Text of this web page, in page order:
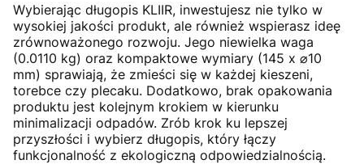
Wybierając długopis KLIIR, inwestujesz nie tylko w
wysokiej jakości produkt, ale również wspierasz ideę
zrównoważonego rozwoju. Jego niewielka waga
(0.0110 kg) oraz kompaktowe wymiary (145 x ⌀10
mm) sprawiają, że zmieści się w każdej kieszeni,
torebce czy plecaku. Dodatkowo, brak opakowania
produktu jest kolejnym krokiem w kierunku
minimalizacji odpadów. Zrób krok ku lepszej
przyszłości i wybierz długopis, który łączy
funkcjonalność z ekologiczną odpowiedzialnością.